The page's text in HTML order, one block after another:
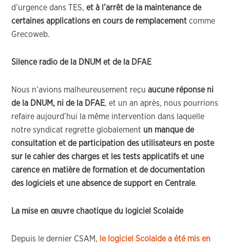
d’urgence dans TES,et à l’arrêt de la maintenance de
certaines applications en cours de remplacement comme
Grecoweb.
Silence radio de la DNUM et de la DFAE
Nous n’avions malheureusement reçuaucune réponse ni
de la DNUM, ni de la DFAE, et un an après, nous pourrions
refaire aujourd’hui la même intervention dans laquelle
notre syndicat regrette globalement un manque de
consultation et de participation des utilisateurs en poste
sur le cahier des charges et les tests applicatifs et une
carence en matière de formation et de documentation
des logiciels et une absence de support en Centrale.
La mise en œuvre chaotique du logiciel Scolaide
Depuis le dernier CSAM, le logiciel Scolaide a été mis en